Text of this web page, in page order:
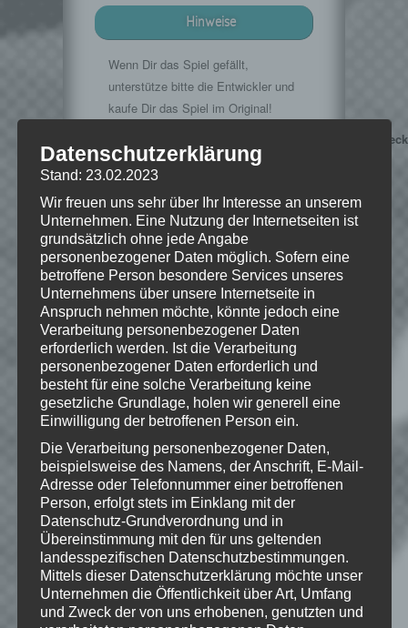
Hinweise
Wenn Dir das Spiel gefällt,
unterstütze bitte die Entwickler und
kaufe Dir das Spiel im Original!
http://store.steampowered.com/
········································­­
Musik im Intro:
http://www.teknoaxe.com
Vielen Dank für die Erlaubnis 🙂
© 2002-2016 Take-Two Interactive
Software, Inc. Developed by Irrational
Games. BioShock, BioShock Infinite,
Irrational Games, 2K Games and their
respective logos are trademarks of Take-
Two Interactive Software, Inc. All other
trademarks are property of their
respective owners.
Wie gefällt dir dieser Beitrag?
Klicke hier und lasse
eine Bewertung da!
Datenschutzerklärung
Stand: 23.02.2023
Wir freuen uns sehr über Ihr Interesse an unserem
Unternehmen. Eine Nutzung der Internetseiten ist
grundsätzlich ohne jede Angabe
personenbezogener Daten möglich. Sofern eine
betroffene Person besondere Services unseres
Unternehmens über unsere Internetseite in
Anspruch nehmen möchte, könnte jedoch eine
Verarbeitung personenbezogener Daten
erforderlich werden. Ist die Verarbeitung
personenbezogener Daten erforderlich und
besteht für eine solche Verarbeitung keine
gesetzliche Grundlage, holen wir generell eine
Einwilligung der betroffenen Person ein.
Die Verarbeitung personenbezogener Daten,
beispielsweise des Namens, der Anschrift, E-Mail-
Adresse oder Telefonnummer einer betroffenen
Person, erfolgt stets im Einklang mit der
Datenschutz-Grundverordnung und in
Übereinstimmung mit den für uns geltenden
landesspezifischen Datenschutzbestimmungen.
Mittels dieser Datenschutzerklärung möchte unser
Unternehmen die Öffentlichkeit über Art, Umfang
und Zweck der von uns erhobenen, genutzten und